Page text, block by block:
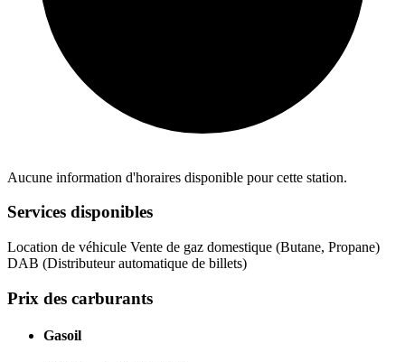
Aucune information d'horaires disponible pour cette station.
Services disponibles
Location de véhicule Vente de gaz domestique (Butane, Propane)
DAB (Distributeur automatique de billets)
Prix des carburants
Gasoil